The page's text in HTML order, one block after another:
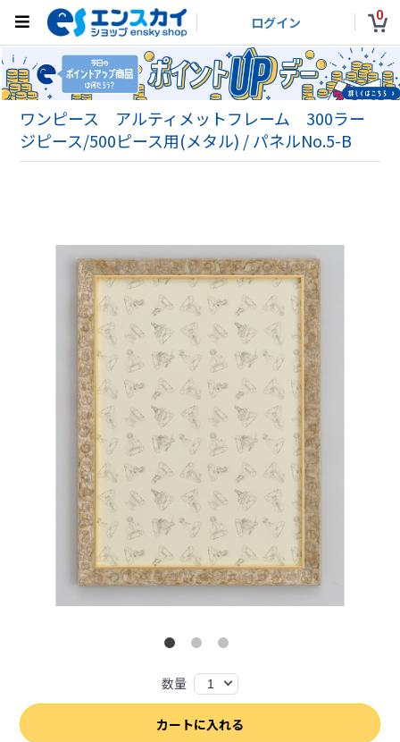
ログイン 0
ワンピース アルティメットフレーム 300ラー
ジピース/500ピース用(メタル) / パネルNo.5-B
数量 1
カートに入れる